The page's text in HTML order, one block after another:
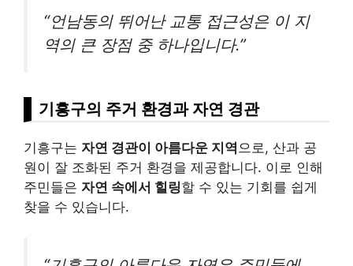
“언남동의 뛰어난 교통 접근성은 이 지
역의 큰 장점 중 하나입니다.”
기흥구의 주거 환경과 자연 경관
기흥구는 자연 경관이 아름다운 지역으로, 산과 공
원이 잘 조화된 주거 환경을 제공합니다. 이로 인해
주민들은 자연 속에서 힐링할 수 있는 기회를 쉽게
찾을 수 있습니다.